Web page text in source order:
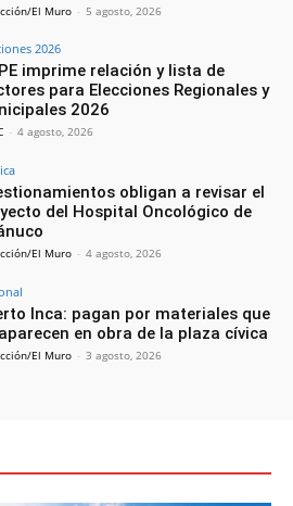
El Muro - 5 agosto, 2026
2026
imprime relación y lista de
para Elecciones Regionales y
2026
- 4 agosto, 2026
obligan a revisar el
del Hospital Oncológico de
El Muro - 4 agosto, 2026
Inca: pagan por materiales que
en obra de la plaza cívica
El Muro - 3 agosto, 2026